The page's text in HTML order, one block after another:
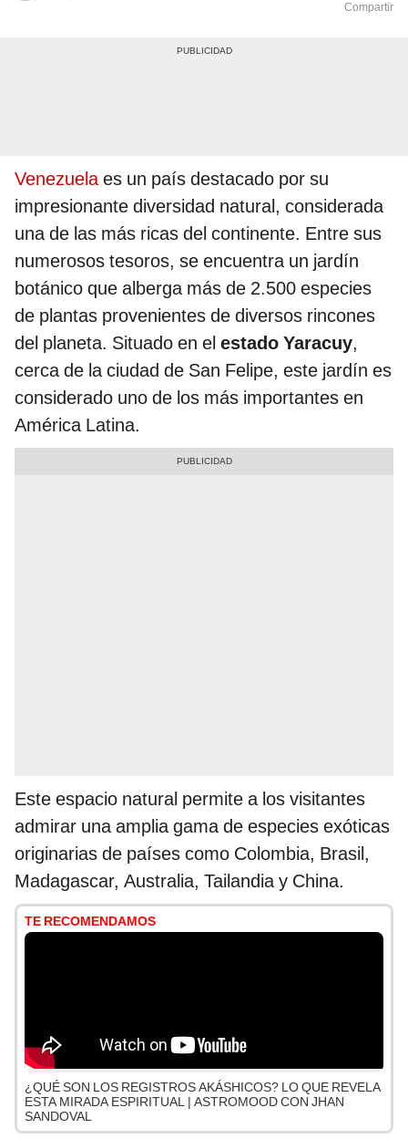
Compartir
Venezuelaes un país destacado por su
impresionante diversidad natural, considerada
una de las más ricas del continente. Entre sus
numerosos tesoros, se encuentra un jardín
botánico que alberga más de 2.500 especies
de plantas provenientes de diversos rincones
del planeta. Situado en el estado Yaracuy,
cerca de la ciudad de San Felipe, este jardín es
considerado uno de los más importantes en
América Latina.
Este espacio natural permite a los visitantes
admirar una amplia gama de especies exóticas
originarias de países como Colombia, Brasil,
Madagascar, Australia, Tailandia y China.
TE RECOMENDAMOS
¿QUÉ SON LOS REGISTROS AKÁSHICOS? LO QUE REVELA
ESTA MIRADA ESPIRITUAL | ASTROMOOD CON JHAN
SANDOVAL